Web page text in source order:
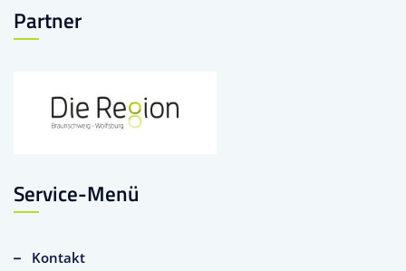
Partner
Service-Menü
Kontakt